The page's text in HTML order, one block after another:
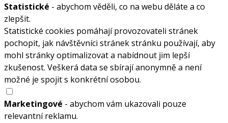
Statistické - abychom věděli, co na webu děláte a co
zlepšit.
Statistické cookies pomáhají provozovateli stránek
pochopit, jak návštěvníci stránek stránku používají, aby
mohl stránky optimalizovat a nabídnout jim lepší
zkušenost. Veškerá data se sbírají anonymně a není
možné je spojit s konkrétní osobou.
Marketingové - abychom vám ukazovali pouze
relevantní reklamu.